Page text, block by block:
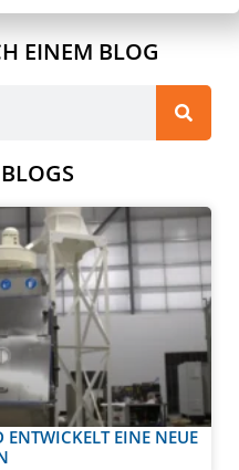
EINEM BLOG
EINE NEUE